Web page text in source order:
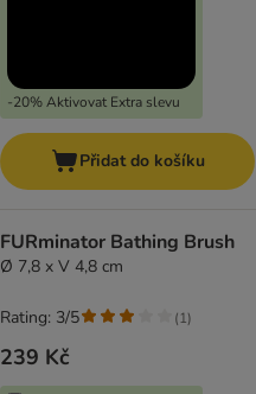
-20% Aktivovat Extra slevu
Přidat do košíku
FURminator Bathing Brush
Ø 7,8 x V 4,8 cm
239 Kč
Rating: 3/5 (1)